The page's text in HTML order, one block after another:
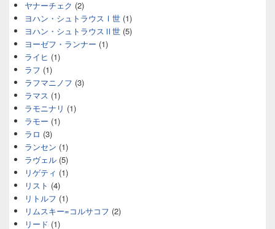
ヤナーチェク (2)
ヨハン・シュトラウスⅠ世 (1)
ヨハン・シュトラウスⅡ世 (5)
ヨーゼフ・ランナー (1)
ライヒ (1)
ラフ (1)
ラフマニノフ (3)
ラマス (1)
ラモニナリ (1)
ラモー (1)
ラロ (3)
ランセン (1)
ラヴェル (5)
リゲティ (1)
リスト (4)
リトルフ (1)
リムスキー=コルサコフ (2)
リード (1)